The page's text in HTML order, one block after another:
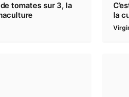
tomates sur 3, la
la